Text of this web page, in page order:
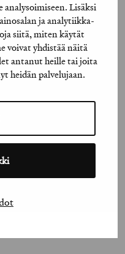
analysoimiseen. Lisäksi
ja analytiikka-
siitä, miten käytät
voivat yhdistää näitä
antanut heille tai joita
heidän palvelujaan.